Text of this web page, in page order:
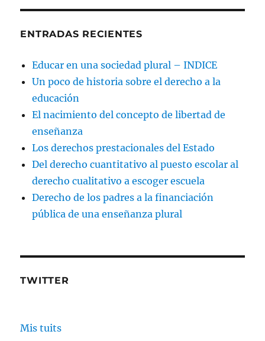
ENTRADAS RECIENTES
Educar en una sociedad plural – INDICE
Un poco de historia sobre el derecho a la
educación
El nacimiento del concepto de libertad de
enseñanza
Los derechos prestacionales del Estado
Del derecho cuantitativo al puesto escolar al
derecho cualitativo a escoger escuela
Derecho de los padres a la financiación
pública de una enseñanza plural
TWITTER
Mis tuits